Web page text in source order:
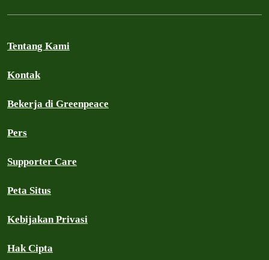
Tentang Kami
Kontak
Bekerja di Greenpeace
Pers
Supporter Care
Peta Situs
Kebijakan Privasi
Hak Cipta